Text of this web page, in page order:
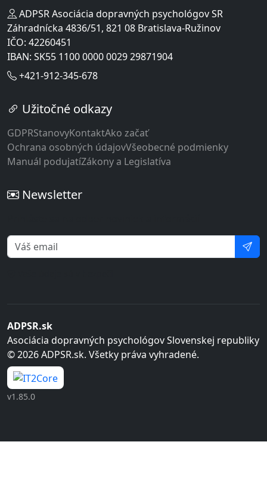
ADPSR Asociácia dopravných psychológov SR
Záhradnícka 4836/51, 821 08 Bratislava-Ružinov
IČO: 42260451
IBAN: SK55 1100 0000 0029 29871904
+421-912-345-678
Užitočné odkazy
GDPRStanovyKontaktAko začať
Ochrana osobných údajovVšeobecné podmienky
Manuál podujatíZákony a Legislatíva
Newsletter
ADPSR.sk
Asociácia dopravných psychológov Slovenskej republiky
© 2026 ADPSR.sk. Všetky práva vyhradené.
v1.85.0